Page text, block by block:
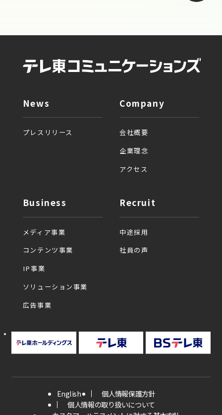
News
プレスリリース
Company
会社概要
企業理念
アクセス
Business
メディア事業
コンテンツ事業
IP事業
ソリューション事業
広告事業
Recruit
中途採用
社員の声
English
個人情報保護方針
個人情報の取り扱いについて